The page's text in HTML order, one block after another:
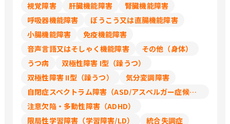
視覚障害
肝臓機能障害
腎臓機能障害
呼吸器機能障害
ぼうこう又は直腸機能障害
小腸機能障害
免疫機能障害
音声言語又はそしゃく機能障害
その他（身体）
うつ病
双極性障害 I型（躁うつ）
双極性障害 II型（躁うつ）
気分変調障害
自閉症スペクトラム障害（ASD/アスペルガー症候群/広汎性発達障害）
注意欠陥・多動性障害（ADHD）
限局性学習障害（学習障害/LD）
統合失調症